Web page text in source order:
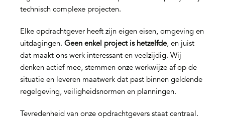
technisch complexe projecten.
Elke opdrachtgever heeft zijn eigen eisen, omgeving en
uitdagingen. Geen enkel project is hetzelfde, en juist
dat maakt ons werk interessant en veelzijdig. Wij
denken actief mee, stemmen onze werkwijze af op de
situatie en leveren maatwerk dat past binnen geldende
regelgeving, veiligheidsnormen en planningen.
Tevredenheid van onze opdrachtgevers staat centraal.